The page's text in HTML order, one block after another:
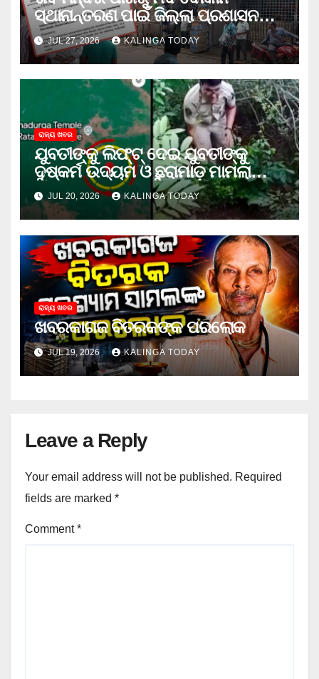
ସ୍ଥାନାନ୍ତରଣ ପାଇଁ ଜିଲ୍ଲା ପ୍ରଶାସନକୁ
ଦାବି କଲେ ଅନିଲ
JUL 27, 2026 KALINGA TODAY
ରାଜ୍ୟ ଖବର
ଯୁବତୀଙ୍କୁ ଲିଫ୍‌ଟ୍‌ ଦେଇ ଯୁବତୀଙ୍କୁ
ଦୁଷ୍କର୍ମ ଉଦ୍ୟମ ଓ ଛୁରାମାଡ଼ ମାମଲାରେ
ଜେଲ ଗଲା ଅଭିଯୁକ୍ତ
JUL 20, 2026 KALINGA TODAY
ରାଜ୍ୟ ଖବର
ଖବରକାଗଜ ବିତରକଙ୍କ ପରଲୋକ
JUL 19, 2026 KALINGA TODAY
Leave a Reply
Your email address will not be published. Required
fields are marked *
Comment*